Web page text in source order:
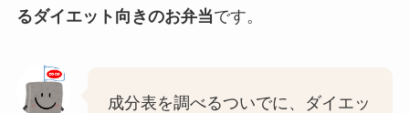
るダイエット向きのお弁当です。
成分表を調べるついでに、ダイエッ